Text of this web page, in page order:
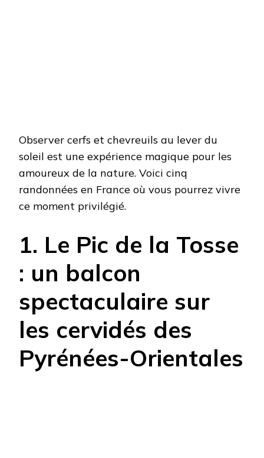
Observer cerfs et chevreuils au lever du
soleil est une expérience magique pour les
amoureux de la nature. Voici cinq
randonnées en France où vous pourrez vivre
ce moment privilégié.
1. Le Pic de la Tosse
: un balcon
spectaculaire sur
les cervidés des
Pyrénées-Orientales